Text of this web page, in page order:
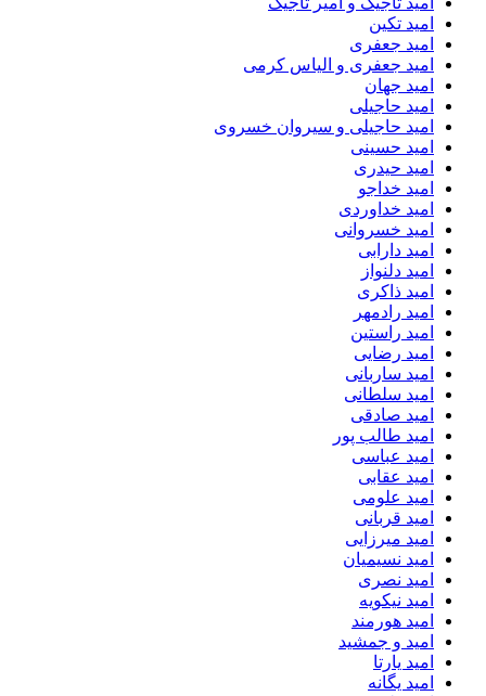
امید تکین
امید جعفری
امید جعفری و الیاس کرمی
امید جهان
امید حاجیلی
امید حاجیلی و سیروان خسروی
امید حسینی
امید حیدری
امید خداجو
امید خداوردی
امید خسروانی
امید دارابی
امید دلنواز
امید ذاکری
امید رادمهر
امید راستین
امید رضایی
امید ساربانی
امید سلطانی
امید صادقی
امید طالب پور
امید عباسی
امید عقابی
امید علومی
امید قربانی
امید میرزایی
امید نسیمیان
امید نصری
امید نیکویه
امید هورمند
امید و جمشید
امید یارتا
امید یگانه